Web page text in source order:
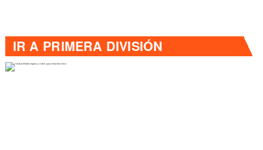
IR A PRIMERA DIVISIÓN